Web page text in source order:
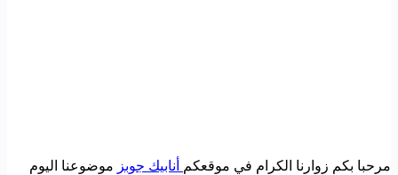
مرحبا بكم زوارنا الكرام في موقعكم أنابيك جوبز موضوعنا اليوم